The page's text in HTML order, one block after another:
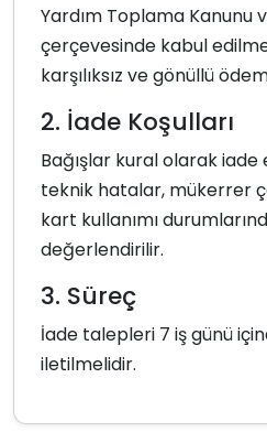
Yardım Toplama Kanunu
çerçevesinde kabul
karşılıksız ve gönüllü
2. İade Koşulları
Bağışlar kural olarak
teknik hatalar, mükerrer
kart kullanımı
değerlendirilir.
3. Süreç
İade talepleri 7 iş günü
iletilmelidir.